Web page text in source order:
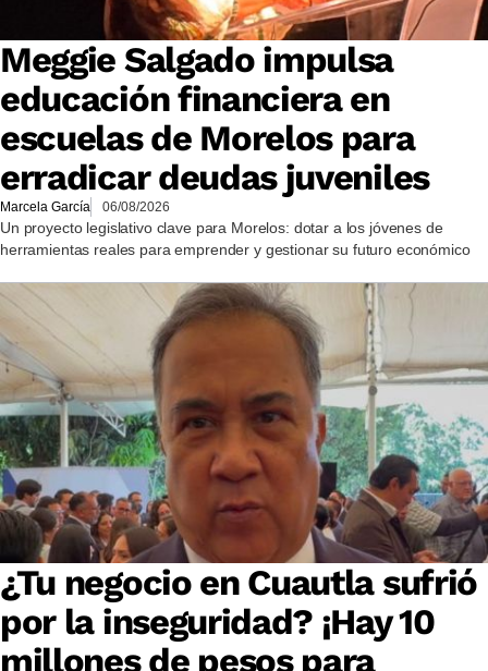
Meggie Salgado impulsa
educación financiera en
escuelas de Morelos para
erradicar deudas juveniles
Marcela García 06/08/2026
Un proyecto legislativo clave para Morelos: dotar a los jóvenes de
herramientas reales para emprender y gestionar su futuro económico
¿Tu negocio en Cuautla sufrió
por la inseguridad? ¡Hay 10
millones de pesos para